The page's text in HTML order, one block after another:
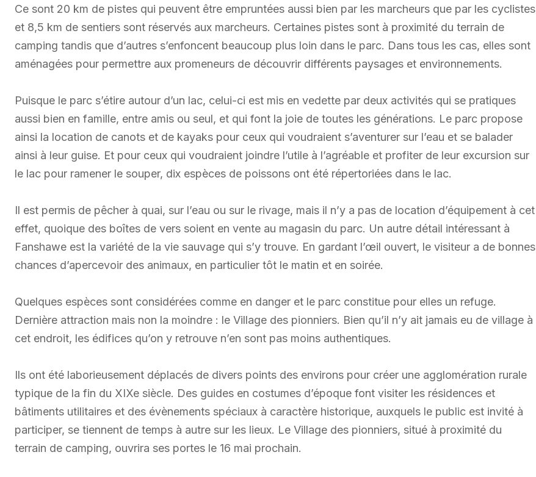
Ce sont 20 km de pistes qui peuvent être empruntées aussi bien par les marcheurs que par les cyclistes
et 8,5 km de sentiers sont réservés aux marcheurs. Certaines pistes sont à proximité du terrain de
camping tandis que d’autres s’enfoncent beaucoup plus loin dans le parc. Dans tous les cas, elles sont
aménagées pour permettre aux promeneurs de découvrir différents paysages et environnements.
Puisque le parc s’étire autour d’un lac, celui-ci est mis en vedette par deux activités qui se pratiques
aussi bien en famille, entre amis ou seul, et qui font la joie de toutes les générations. Le parc propose
ainsi la location de canots et de kayaks pour ceux qui voudraient s’aventurer sur l’eau et se balader
ainsi à leur guise. Et pour ceux qui voudraient joindre l’utile à l’agréable et profiter de leur excursion sur
le lac pour ramener le souper, dix espèces de poissons ont été répertoriées dans le lac.
Il est permis de pêcher à quai, sur l’eau ou sur le rivage, mais il n’y a pas de location d’équipement à cet
effet, quoique des boîtes de vers soient en vente au magasin du parc. Un autre détail intéressant à
Fanshawe est la variété de la vie sauvage qui s’y trouve. En gardant l’œil ouvert, le visiteur a de bonnes
chances d’apercevoir des animaux, en particulier tôt le matin et en soirée.
Quelques espèces sont considérées comme en danger et le parc constitue pour elles un refuge.
Dernière attraction mais non la moindre : le Village des pionniers. Bien qu’il n’y ait jamais eu de village à
cet endroit, les édifices qu’on y retrouve n’en sont pas moins authentiques.
Ils ont été laborieusement déplacés de divers points des environs pour créer une agglomération rurale
typique de la fin du XIXe siècle. Des guides en costumes d’époque font visiter les résidences et
bâtiments utilitaires et des évènements spéciaux à caractère historique, auxquels le public est invité à
participer, se tiennent de temps à autre sur les lieux. Le Village des pionniers, situé à proximité du
terrain de camping, ouvrira ses portes le 16 mai prochain.